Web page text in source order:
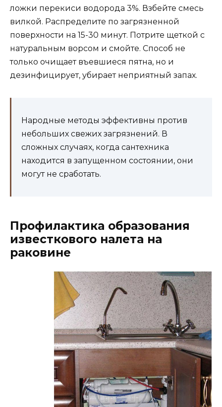
ложки перекиси водорода 3%. Взбейте смесь
вилкой. Распределите по загрязненной
поверхности на 15-30 минут. Потрите щеткой с
натуральным ворсом и смойте. Способ не
только очищает въевшиеся пятна, но и
дезинфицирует, убирает неприятный запах.
Народные методы эффективны против
небольших свежих загрязнений. В
сложных случаях, когда сантехника
находится в запущенном состоянии, они
могут не сработать.
Профилактика образования
известкового налета на
раковине